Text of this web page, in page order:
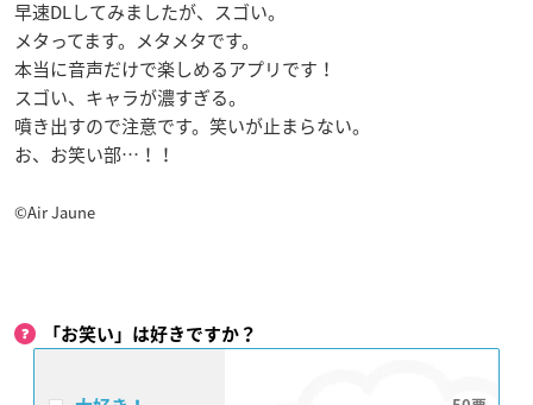
早速DLしてみましたが、スゴい。
メタってます。メタメタです。
本当に音声だけで楽しめるアプリです！
スゴい、キャラが濃すぎる。
噴き出すので注意です。笑いが止まらない。
お、お笑い部…！！
©Air Jaune
「お笑い」は好きですか？